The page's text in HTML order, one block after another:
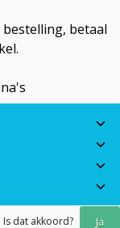
bestelling, betaal
dat akkoord? Ja